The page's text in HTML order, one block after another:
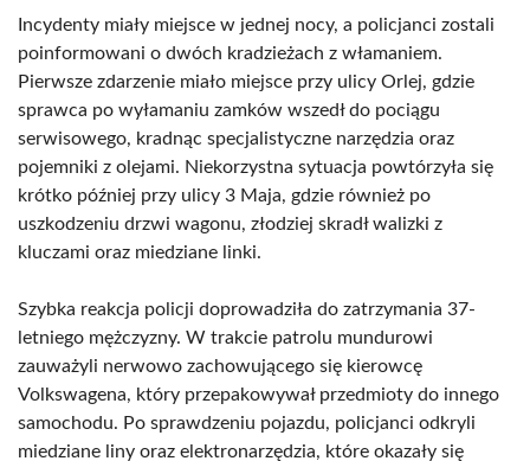
Incydenty miały miejsce w jednej nocy, a policjanci zostali
poinformowani o dwóch kradzieżach z włamaniem.
Pierwsze zdarzenie miało miejsce przy ulicy Orlej, gdzie
sprawca po wyłamaniu zamków wszedł do pociągu
serwisowego, kradnąc specjalistyczne narzędzia oraz
pojemniki z olejami. Niekorzystna sytuacja powtórzyła się
krótko później przy ulicy 3 Maja, gdzie również po
uszkodzeniu drzwi wagonu, złodziej skradł walizki z
kluczami oraz miedziane linki.
Szybka reakcja policji doprowadziła do zatrzymania 37-
letniego mężczyzny. W trakcie patrolu mundurowi
zauważyli nerwowo zachowującego się kierowcę
Volkswagena, który przepakowywał przedmioty do innego
samochodu. Po sprawdzeniu pojazdu, policjanci odkryli
miedziane liny oraz elektronarzędzia, które okazały się